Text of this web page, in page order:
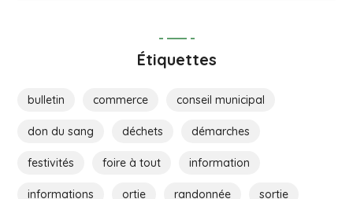
Étiquettes
bulletin commerce conseil municipal
don du sang déchets démarches
festivités foire à tout information
informations ortie randonnée sortie